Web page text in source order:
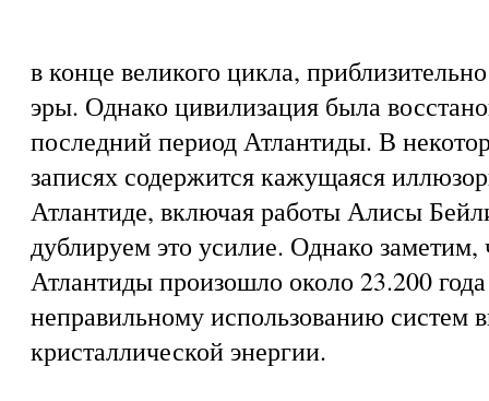
в конце великого цикла,
эры. Однако цивилизация была
последний период Атлантиды. В
записях содержится кажущаяся
Атлантиде, включая работы Алисы
дублируем это усилие. Однако заметим,
Атлантиды произошло около 23.200
неправильному использованию систем
кристаллической энергии.